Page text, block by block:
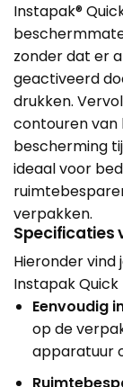
Instapak®
zonder dat er
geactiveerd
drukken.
contouren
bescherming
ideaal voor
verpakken.
Specificaties
Hieronder
Instapak Quick
Eenvoudig
op de
apparatuur